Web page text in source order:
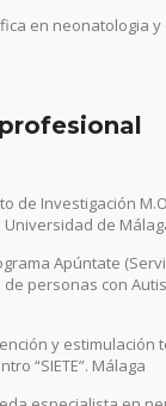
en neonatologia
de Investigación
Universidad de
Apúntate
personas con
y estimulación
“SIETE”. Málaga